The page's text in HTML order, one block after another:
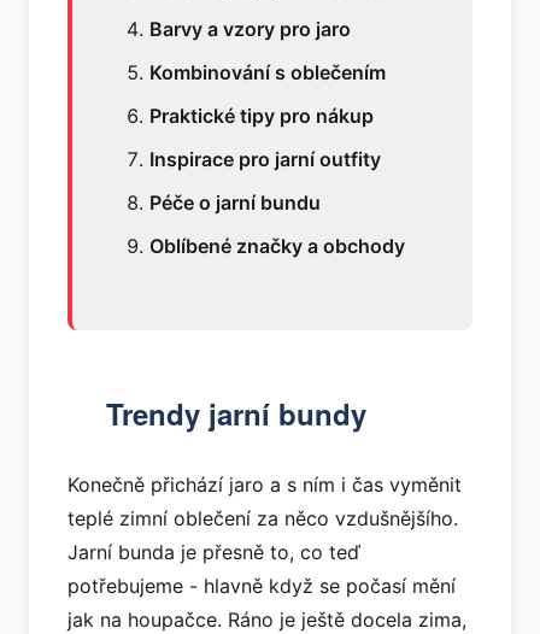
Barvy a vzory pro jaro
Kombinování s oblečením
Praktické tipy pro nákup
Inspirace pro jarní outfity
Péče o jarní bundu
Oblíbené značky a obchody
Trendy jarní bundy
Konečně přichází jaro a s ním i čas vyměnit
teplé zimní oblečení za něco vzdušnějšího.
Jarní bunda je přesně to, co teď
potřebujeme - hlavně když se počasí mění
jak na houpačce. Ráno je ještě docela zima,